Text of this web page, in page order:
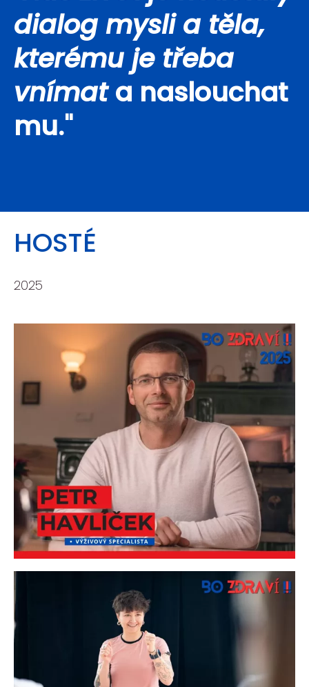
dialog mysli a těla,
kterému je třeba
vnímata naslouchat
mu."
HOSTÉ
2025